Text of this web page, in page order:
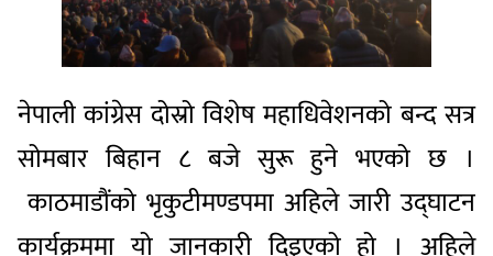
नेपाली कांग्रेस दोस्रो विशेष महाधिवेशनको बन्द सत्र
सोमबार बिहान ८ बजे सुरू हुने भएको छ ।
काठमाडौंको भृकुटीमण्डपमा अहिले जारी उद्घाटन
कार्यक्रममा यो जानकारी दिइएको हो । अहिले